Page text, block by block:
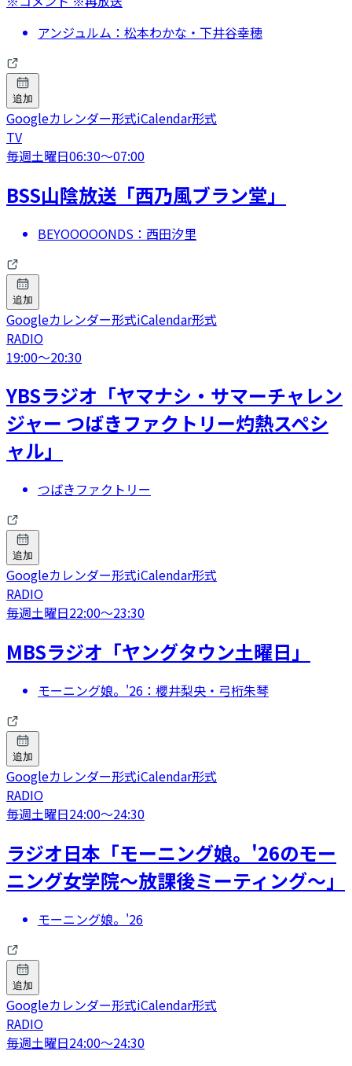
アンジュルム：松本わかな・下井谷幸穂
追加
Googleカレンダー形式iCalendar形式
TV
毎週土曜日06:30〜07:00
BSS山陰放送「西乃風ブラン堂」
BEYOOOOONDS：西田汐里
追加
Googleカレンダー形式iCalendar形式
RADIO
19:00〜20:30
YBSラジオ「ヤマナシ・サマーチャレン
ジャー つばきファクトリー灼熱スペシ
ャル」
つばきファクトリー
追加
Googleカレンダー形式iCalendar形式
RADIO
毎週土曜日22:00〜23:30
MBSラジオ「ヤングタウン土曜日」
モーニング娘。'26：櫻井梨央・弓桁朱琴
追加
Googleカレンダー形式iCalendar形式
RADIO
毎週土曜日24:00〜24:30
ラジオ日本「モーニング娘。'26のモー
ニング女学院～放課後ミーティング～」
モーニング娘。'26
追加
Googleカレンダー形式iCalendar形式
RADIO
毎週土曜日24:00〜24:30